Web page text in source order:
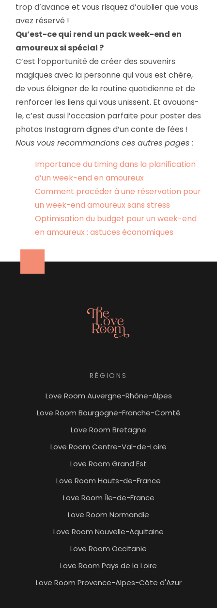
trop d’avance et vous risquez d’oublier que vous
avez réservé !
Qu’est-ce qui rend un pack week-end en
amoureux si spécial ?
C’est l’opportunité de créer des souvenirs
magiques avec la personne qui vous est chère,
de vous éloigner de la routine quotidienne et de
renforcer les liens qui vous unissent. Et avouons-
le, c’est aussi l’occasion parfaite pour poster des
photos Instagram dignes d’un conte de fées !
Nous vous recommandons ces autres pages :
Importance du timing dans la planification
d’un week-end en amoureux
Comment procéder à une réservation pour
un week-end amoureux sans stress
Optimisation du budget pour un week-end
en amoureux : astuces économiques
RÉGIONS
Love Room Auvergne-Rhône-Alpes
Love Room Bourgogne-Franche-Comté
Love Room Bretagne
Love Room Centre-Val-de-Loire
Love Room Grand Est
Love Room Hauts-de-France
Love Room Île-de-France
Love Room Normandie
Love Room Nouvelle-Aquitaine
Love Room Occitanie
Love Room Pays de la Loire
Love Room Provence-Alpes-Côte d'Azur